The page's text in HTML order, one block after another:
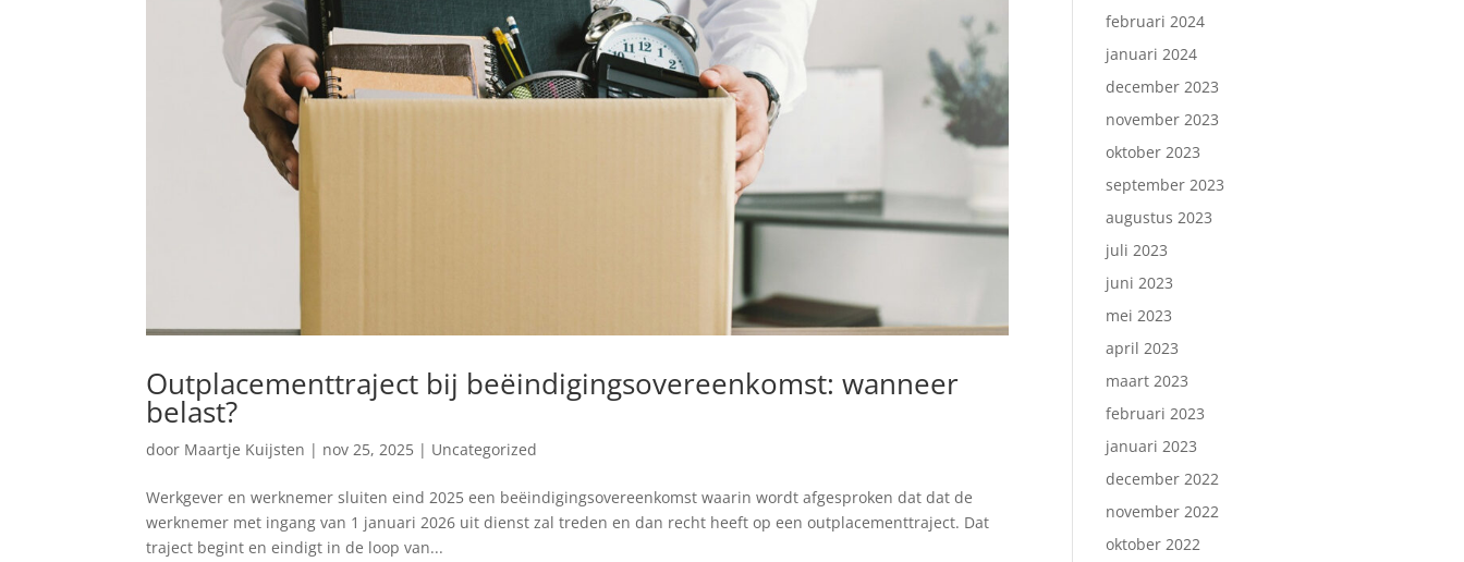
Outplacementtraject bij beëindigingsovereenkomst: wanneer
belast?
door Maartje Kuijsten | nov 25, 2025 | Uncategorized
Werkgever en werknemer sluiten eind 2025 een beëindigingsovereenkomst waarin wordt afgesproken dat dat de
werknemer met ingang van 1 januari 2026 uit dienst zal treden en dan recht heeft op een outplacementtraject. Dat
traject begint en eindigt in de loop van...
februari 2024
januari 2024
december 2023
november 2023
oktober 2023
september 2023
augustus 2023
juli 2023
juni 2023
mei 2023
april 2023
maart 2023
februari 2023
januari 2023
december 2022
november 2022
oktober 2022